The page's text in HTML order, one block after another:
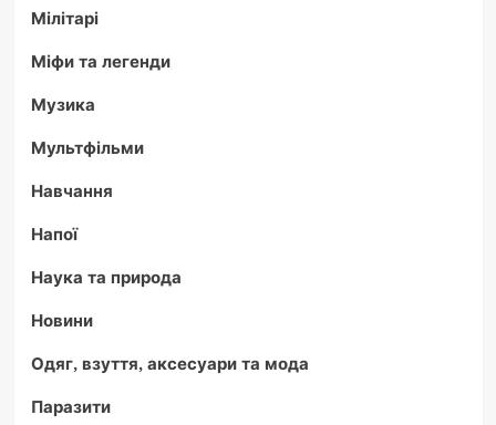
Мілітарі
Міфи та легенди
Музика
Мультфільми
Навчання
Напої
Наука та природа
Новини
Одяг, взуття, аксесуари та мода
Паразити